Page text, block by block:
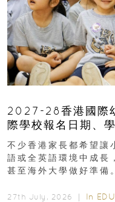
2027-28香港國際
際學校報名日期、
不少香港家長都希望讓
語或全英語環境中成長
甚至海外大學做好準備
27th July, 2026 ｜ In